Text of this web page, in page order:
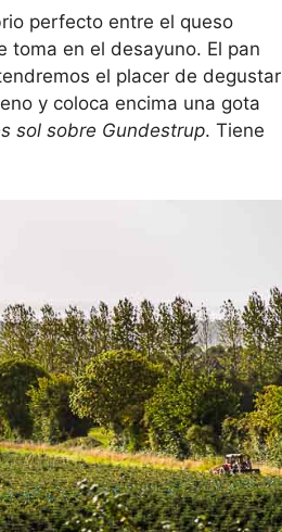
perfecto entre el queso
toma en el desayuno. El pan
el placer de degustar
y coloca encima una gota
sol sobre Gundestrup. Tiene